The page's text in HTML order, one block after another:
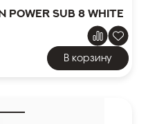
Power Sub 8 white
В корзину